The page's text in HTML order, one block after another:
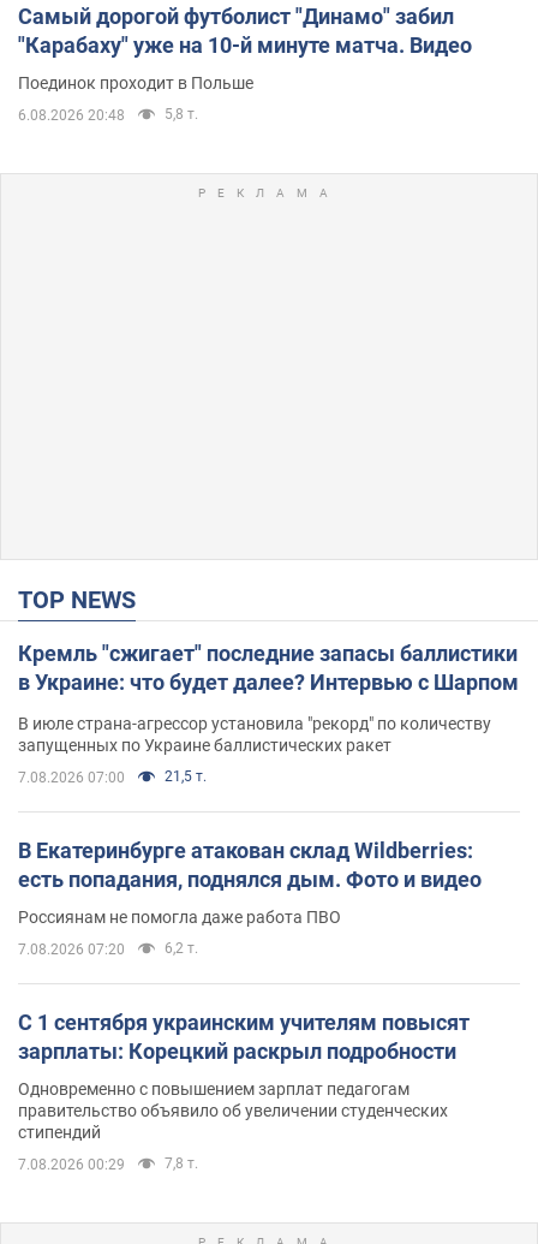
Самый дорогой футболист "Динамо" забил
"Карабаху" уже на 10-й минуте матча. Видео
Поединок проходит в Польше
6.08.2026 20:48 5,8 т.
TOP NEWS
Кремль "сжигает" последние запасы баллистики
в Украине: что будет далее? Интервью с Шарпом
В июле страна-агрессор установила "рекорд" по количеству
запущенных по Украине баллистических ракет
7.08.2026 07:00 21,5 т.
В Екатеринбурге атакован склад Wildberries:
есть попадания, поднялся дым. Фото и видео
Россиянам не помогла даже работа ПВО
7.08.2026 07:20 6,2 т.
С 1 сентября украинским учителям повысят
зарплаты: Корецкий раскрыл подробности
Одновременно с повышением зарплат педагогам
правительство объявило об увеличении студенческих
стипендий
7.08.2026 00:29 7,8 т.